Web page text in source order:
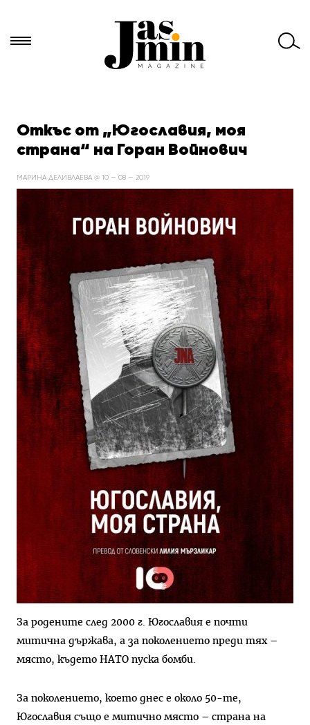
за:Откъс от „Югославия, моя
страна“ на Горан Войнович
МАРИНА ДЕЛИВЛАЕВА @ 10 — 08 — 2019
За родените след 2000 г. Югославия е почти
митична държава, а за поколението преди тях –
място, където НАТО пуска бомби.
За поколението, което днес е около 50-те,
Югославия също е митично място – страна на